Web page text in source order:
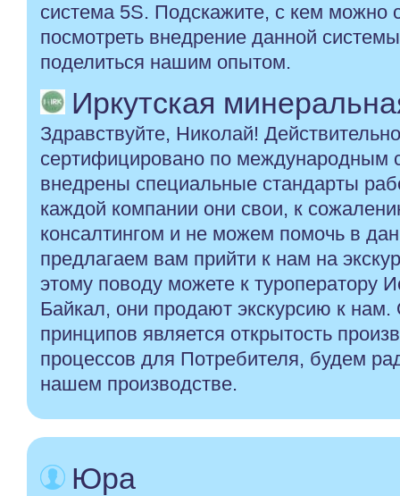
система 5S. Подскажите, с кем можно
посмотреть внедрение данной
поделиться нашим опытом.
Иркутская
Здравствуйте, Николай!
сертифицировано по международным
внедрены специальные стандарты
каждой компании они свои, к
консалтингом и не можем помочь в
предлагаем вам прийти к нам на
этому поводу можете к туроператору
Байкал, они продают экскурсию к
принципов является открытость
процессов для Потребителя, будем
нашем производстве.
Юра